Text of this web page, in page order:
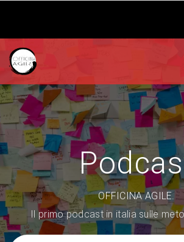
OFFICINA AGILE.
Il primo podcast in italia sulle